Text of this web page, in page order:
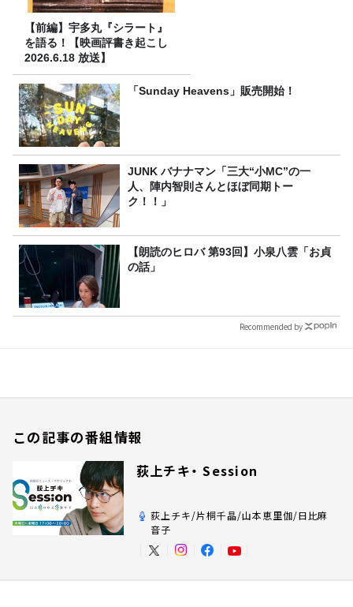
【前編】宇多丸『シラート』
を語る！【映画評書き起こし
2026.6.18 放送】
「Sunday Heavens」販売開始！
JUNK バナナマン「三大“小MC”の一
人、陣内智則さんとほぼ同期トー
ク！！」
【朗読のヒロバ 第93回】小泉八雲「お貞
の話」
Recommended by
この記事の番組情報
荻上チキ・ Session
荻上チキ/片桐千晶/山本恵里伽/日比麻
音子